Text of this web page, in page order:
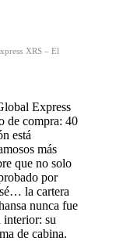
XRS – El
Express
de compra: 40
está
más
que no solo
por
la cartera
nunca fue
interior: su
de cabina.